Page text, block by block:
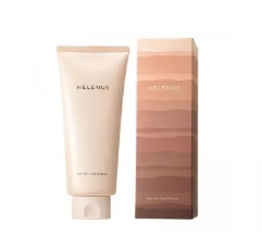
瞬間、保湿成分が浸透しうるおいを
与えます。キメを整え、磨かれたよ
うな透明感とツヤを生み出すこと
で、“つるん”とした光のヴェールを
まとったような仕上がりに。*1 ス
キンフィットカラー成分（酸化チタ
ン、酸化鉄、ステアロイルグルタミ
ン酸2Na）配合＝自然な仕上がりで
肌悩みをカバーする粉体*2 角層ま
みずしい発色が続きます。また色素
による唇の乾燥を防ぐため、一部の
色素に特殊コーティング処理(*4)を
施し、さらに3種のうるおい・保護
成分(*5)も配合。しっとり感をキー
プし、ぷるんとした唇に。さっとひ
と塗りするだけで、くすみやすい大
人の肌に血色感を与え、唇を自然に